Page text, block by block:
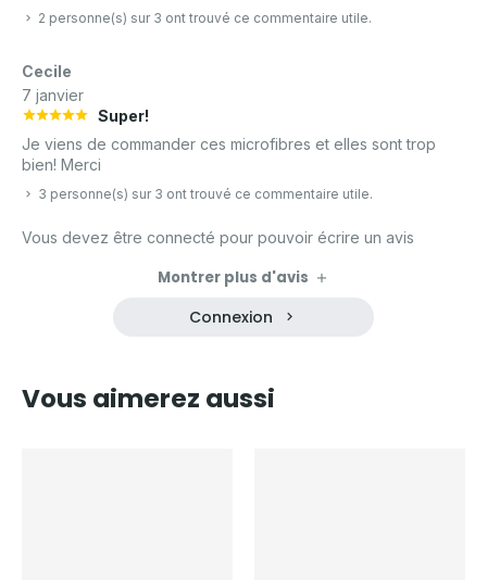
2 personne(s) sur 3 ont trouvé ce commentaire utile.
Cecile
7 janvier
Super!
Je viens de commander ces microfibres et elles sont trop
bien! Merci
3 personne(s) sur 3 ont trouvé ce commentaire utile.
Vous devez être connecté pour pouvoir écrire un avis
Montrer plus d'avis
Connexion
Vous aimerez aussi